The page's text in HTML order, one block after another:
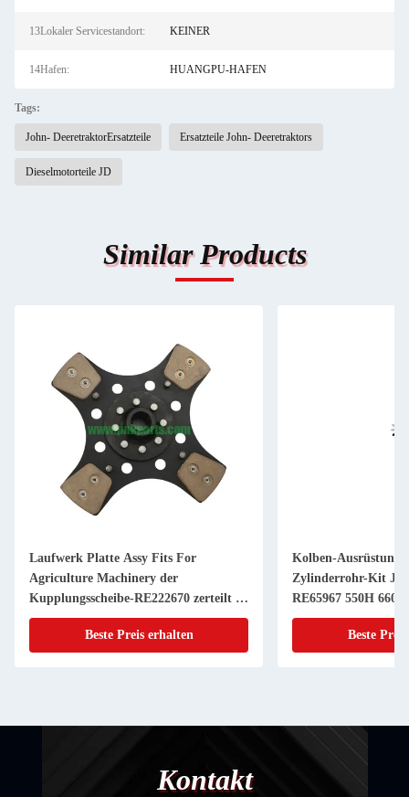
13Lokaler Servicestandort: KEINER
14Hafen: HUANGPU-HAFEN
Tags:
John- DeeretraktorErsatzteile Ersatzteile John- Deeretraktors
Dieselmotorteile JD
Similar Products
Laufwerk Platte Assy Fits For
Agriculture Machinery der
Kupplungsscheibe-RE222670 zerteilt 11
Zoll 20 KEIL
Beste Preis erhalten
Kolben-Ausrüstung
Zylinderrohr-Kit JDs
RE65967 550H 6603
Powerthch Turbo
Beste
Kontakt